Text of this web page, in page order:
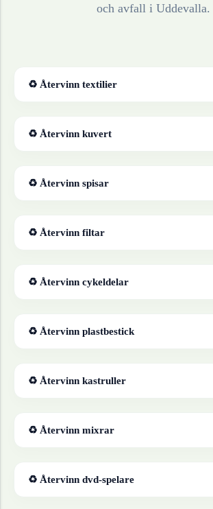
och avfall i Uddevalla.
♻ Återvinn textilier
♻ Återvinn kuvert
♻ Återvinn spisar
♻ Återvinn filtar
♻ Återvinn cykeldelar
♻ Återvinn plastbestick
♻ Återvinn kastruller
♻ Återvinn mixrar
♻ Återvinn dvd-spelare